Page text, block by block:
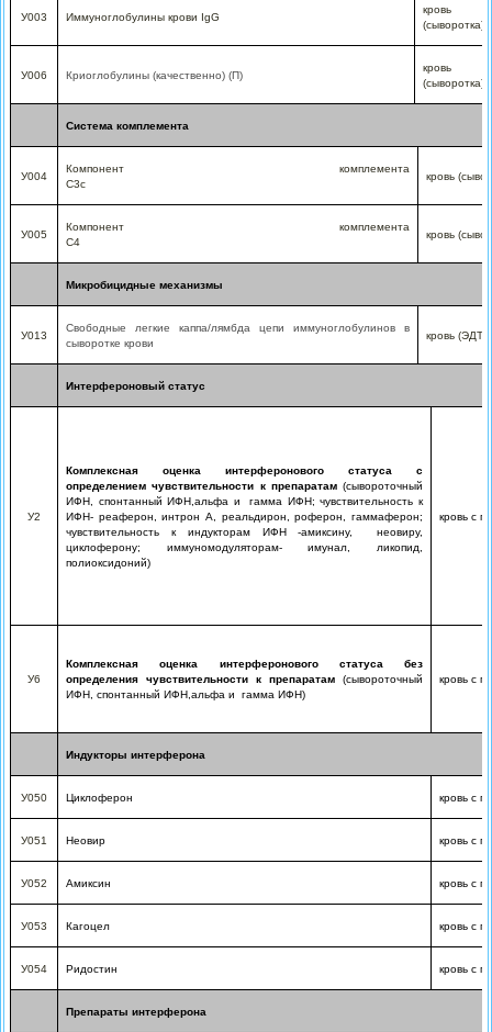
У003 Иммуноглобулины крови IgG
кровь
(сыворотка)
У006 Криоглобулины (качественно) (П)
кровь
(сыворотка)
Система комплемента
У004
Компонент комплемента
С3с
кровь
У005
Компонент комплемента
С4
кровь
Микробицидные механизмы
У013
Свободные легкие каппа/лямбда цепи иммуноглобулинов в
сыворотке крови
кровь
Интерфероновый статус
У2
Комплексная оценка интерферонового статуса с
определением чувствительности к препаратам(сывороточный
ИФН, спонтанный ИФН,альфа и
гамма ИФН; чувствительность к
ИФН- реаферон, интрон А, реальдирон, роферон, гаммаферон;
чувствительность к индукторам ИФН -амиксину,
неовиру,
циклоферону; иммуномодуляторам- имунал, ликопид,
полиоксидоний)
кровь с
У6
Комплексная оценка интерферонового статуса без
определения чувствительности к препаратам (сывороточный
ИФН, спонтанный ИФН,альфа и
гамма ИФН)
кровь с
Индукторы интерферона
У050 Циклоферон кровь с
У051 Неовир кровь с
У052 Амиксин кровь с
У053 Кагоцел кровь с
У054 Ридостин кровь с
Препараты интерферона